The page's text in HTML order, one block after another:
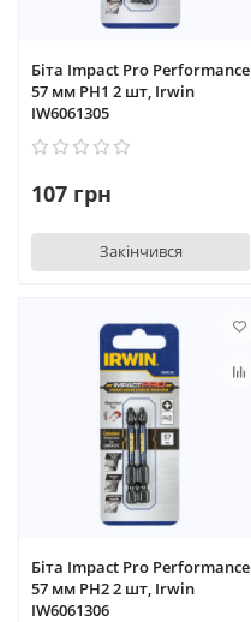
Біта Impact Pro Performance
57 мм PH1 2 шт, Irwin
IW6061305
107 грн
Закінчився
Біта Impact Pro Performance
57 мм PH2 2 шт, Irwin
IW6061306